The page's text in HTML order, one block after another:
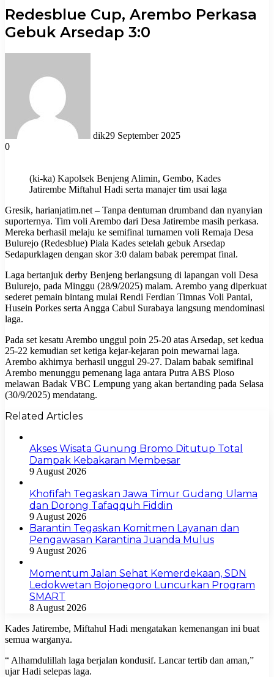
Redesblue Cup, Arembo Perkasa
Gebuk Arsedap 3:0
dik29 September 2025
0
(ki-ka) Kapolsek Benjeng Alimin, Gembo, Kades
Jatirembe Miftahul Hadi serta manajer tim usai laga
Gresik, harianjatim.net – Tanpa dentuman drumband dan nyanyian
suporternya. Tim voli Arembo dari Desa Jatirembe masih perkasa.
Mereka berhasil melaju ke semifinal turnamen voli Remaja Desa
Bulurejo (Redesblue) Piala Kades setelah gebuk Arsedap
Sedapurklagen dengan skor 3:0 dalam babak perempat final.
Laga bertanjuk derby Benjeng berlangsung di lapangan voli Desa
Bulurejo, pada Minggu (28/9/2025) malam. Arembo yang diperkuat
sederet pemain bintang mulai Rendi Ferdian Timnas Voli Pantai,
Husein Porkes serta Angga Cabul Surabaya langsung mendominasi
laga.
Pada set kesatu Arembo unggul poin 25-20 atas Arsedap, set kedua
25-22 kemudian set ketiga kejar-kejaran poin mewarnai laga.
Arembo akhirnya berhasil unggul 29-27. Dalam babak semifinal
Arembo menunggu pemenang laga antara Putra ABS Ploso
melawan Badak VBC Lempung yang akan bertanding pada Selasa
(30/9/2025) mendatang.
Related Articles
Akses Wisata Gunung Bromo Ditutup Total
Dampak Kebakaran Membesar
9 August 2026
Khofifah Tegaskan Jawa Timur Gudang Ulama
dan Dorong Tafaqquh Fiddin
9 August 2026
Barantin Tegaskan Komitmen Layanan dan
Pengawasan Karantina Juanda Mulus
9 August 2026
Momentum Jalan Sehat Kemerdekaan, SDN
Ledokwetan Bojonegoro Luncurkan Program
SMART
8 August 2026
Kades Jatirembe, Miftahul Hadi mengatakan kemenangan ini buat
semua warganya.
“ Alhamdulillah laga berjalan kondusif. Lancar tertib dan aman,”
ujar Hadi selepas laga.